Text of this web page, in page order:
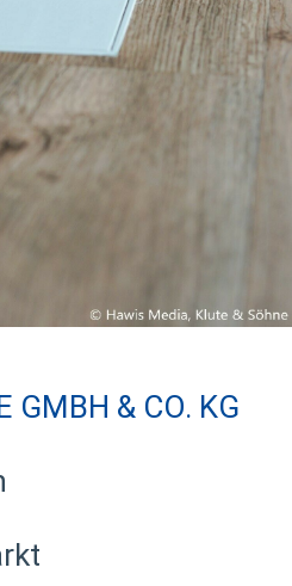
GMBH & CO. KG